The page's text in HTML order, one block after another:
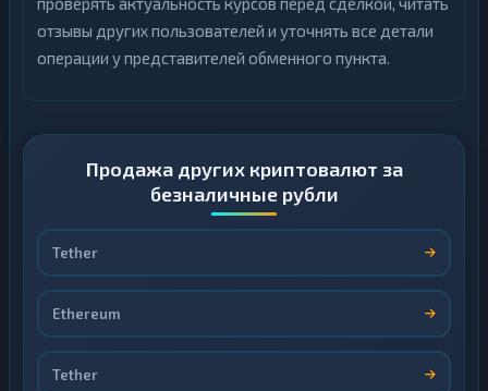
отзывы других пользователей и уточнять все детали
операции у представителей обменного пункта.
Продажа других криптовалют за
безналичные рубли
Tether
Ethereum
Tether